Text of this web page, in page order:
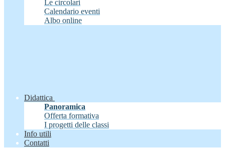
Le circolari
Calendario eventi
Albo online
Didattica
Panoramica
Offerta formativa
I progetti delle classi
Info utili
Contatti